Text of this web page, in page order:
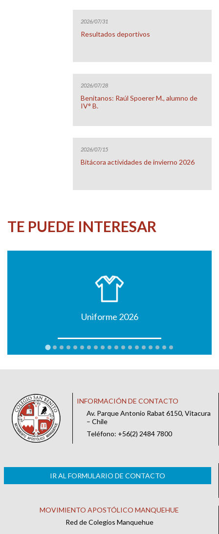
2026/07/31
Resultados deportivos
2026/07/28
Benitanos: Raúl Spoerer M., alumno de
IV° B.
2026/07/15
Bitácora actividades de invierno 2026
TE PUEDE INTERESAR
Uniforme 2026
INFORMACIÓN DE CONTACTO
Av. Parque Antonio Rabat 6150, Vitacura
– Chile
Teléfono: +56(2) 2484 7800
IR AL FORMULARIO DE CONTACTO
MOVIMIENTO APOSTÓLICO MANQUEHUE
Red de Colegios Manquehue